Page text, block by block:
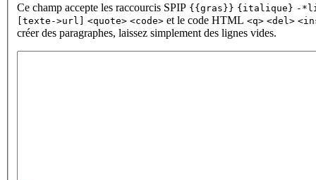
Ce champ accepte les raccourcis SPIP {{gras}} {italique} -
[texte->url] <quote> <code> et le code HTML <q> <del>
créer des paragraphes, laissez simplement des lignes vides.